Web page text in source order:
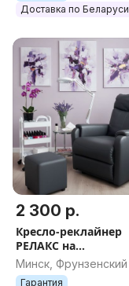
Доставка по Беларуси
2 300 р.
Кресло-реклайнер
РЕЛАКС на
электроприводе
Минск, Фрунзенский
Гарантия